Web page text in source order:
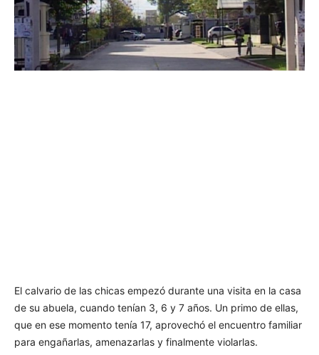
El calvario de las chicas empezó durante una visita en la casa
de su abuela, cuando tenían 3, 6 y 7 años. Un primo de ellas,
que en ese momento tenía 17, aprovechó el encuentro familiar
para engañarlas, amenazarlas y finalmente violarlas.